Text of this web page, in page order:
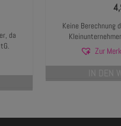
da
Keine Berechnung
Zur
IN DEN